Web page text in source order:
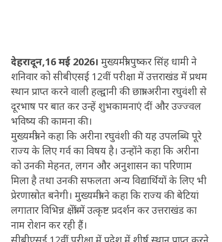
देहरादून,16 मई 2026। मुख्यमंत्री पुष्कर सिंह धामी ने
शनिवार को सीबीएसई 12वीं परीक्षा में उत्तराखंड में प्रथम
स्थान प्राप्त करने वाली हल्द्वानी की छात्रा अरीना रघुवंशी से
दूरभाष पर बात कर उन्हें शुभकामनाएं दीं और उज्ज्वल
भविष्य की कामना की।
मुख्यमंत्री ने कहा कि अरीना रघुवंशी की यह उपलब्धि पूरे
राज्य के लिए गर्व का विषय है। उन्होंने कहा कि अरीना
को उनकी मेहनत, लगन और अनुशासन का परिणाम
मिला है तथा उनकी सफलता अन्य विद्यार्थियों के लिए भी
प्रेरणास्रोत बनेगी। मुख्यमंत्री ने कहा कि राज्य की बेटियां
लगातार विभिन्न क्षेत्रों में उत्कृष्ट प्रदर्शन कर उत्तराखंड का
नाम रोशन कर रही हैं।